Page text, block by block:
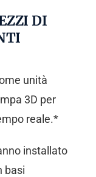
DI
unità
3D per
reale.*
installato
basi